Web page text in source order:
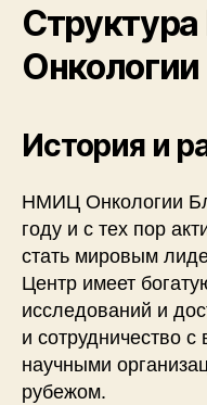
История и
НМИЦ Онкологии
году и с тех пор
стать мировым
Центр имеет
исследований и
и сотрудничество
научными
рубежом.